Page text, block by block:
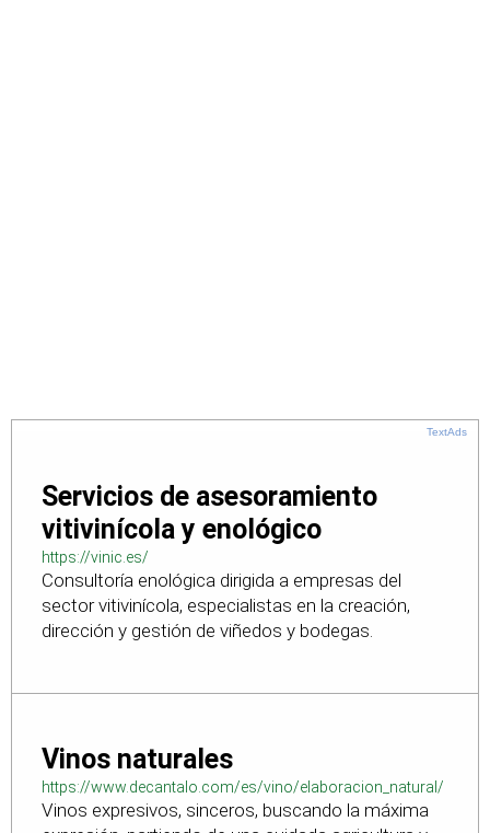
TextAds
Servicios de asesoramiento
vitivinícola y enológico
https://vinic.es/
Consultoría enológica dirigida a empresas del
sector vitivinícola, especialistas en la creación,
dirección y gestión de viñedos y bodegas.
Vinos naturales
https://www.decantalo.com/es/vino/elaboracion_natural/
Vinos expresivos, sinceros, buscando la máxima